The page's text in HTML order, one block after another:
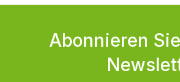
Abonnieren